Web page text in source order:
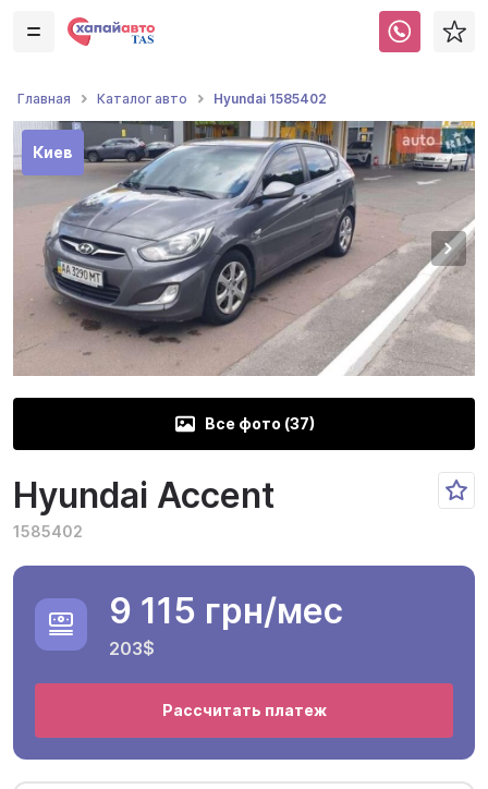
Главная Каталог авто Hyundai 1585402
Киев
Все фото (37)
Hyundai Accent
1585402
9 115 грн/мес
203$
Рассчитать платеж